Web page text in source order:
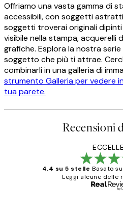
Offriamo una vasta gamma di
accessibili, con soggetti
soggetti troverai originali
visibile nella stampa, acquerelli
grafiche. Esplora la nostra
soggetto che più ti attrae.
combinarli in una galleria di
strumento Galleria per vedere
tua parete.
Recensioni
4.4 su 5 stelle Basato
Leggi alcune delle